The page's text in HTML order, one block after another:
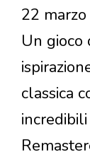
22 marzo
Un
classica